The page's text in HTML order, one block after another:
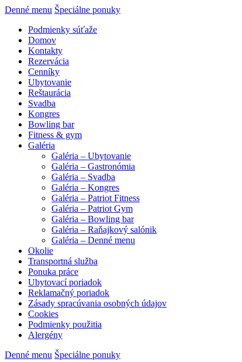
Denné menu Špeciálne ponuky
Podmienky súťaže
Domov
Kontakty
Rezervácia
Cenníky
Ubytovanie
Reštaurácia
Svadba
Kongres
Bowling bar
Fitness & gym
Galéria
Galéria – Ubytovanie
Galéria – Gastronómia
Galéria – Svadba
Galéria – Kongres
Galéria – Patriot Fitness
Galéria – Patriot Gym
Galéria – Bowling bar
Galéria – Raňajkový salónik
Galéria – Denné menu
Okolie
Transportná služba
Ponuka práce
Ubytovací poriadok
Reklamačný poriadok
Zásady spracúvania osobných údajov
Cookies
Podmienky použitia
Alergény
Denné menu Špeciálne ponuky